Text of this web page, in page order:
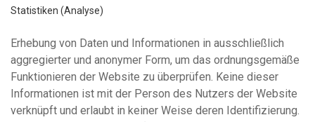
Statistiken (Analyse)
Erhebung von Daten und Informationen in ausschließlich
aggregierter und anonymer Form, um das ordnungsgemäße
Funktionieren der Website zu überprüfen. Keine dieser
Informationen ist mit der Person des Nutzers der Website
verknüpft und erlaubt in keiner Weise deren Identifizierung.